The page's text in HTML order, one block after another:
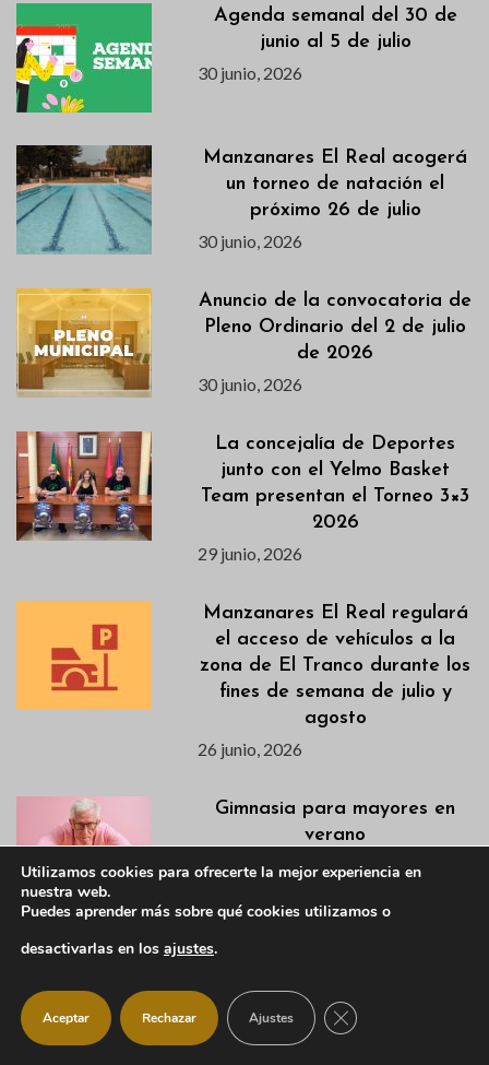
Agenda semanal del 30 de
junio al 5 de julio
30 junio, 2026
Manzanares El Real acogerá
un torneo de natación el
próximo 26 de julio
30 junio, 2026
Anuncio de la convocatoria de
Pleno Ordinario del 2 de julio
de 2026
30 junio, 2026
La concejalía de Deportes
junto con el Yelmo Basket
Team presentan el Torneo 3×3
2026
29 junio, 2026
Manzanares El Real regulará
el acceso de vehículos a la
zona de El Tranco durante los
fines de semana de julio y
agosto
26 junio, 2026
Gimnasia para mayores en
verano
26 junio, 2026
Real
26 junio, 2026
Utilizamos cookies para ofrecerte la mejor experiencia en
nuestra web.
Puedes aprender más sobre qué cookies utilizamos o
desactivarlas en los ajustes.
Aceptar Rechazar Ajustes CERRAR EL